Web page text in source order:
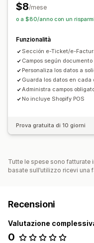
$8/mese
o a $80/anno con un
Funzionalità
Sección e-Ticket/e-
Campos según
Personaliza los datos a
Guarda los datos en cada
Administra campos
No incluye Shopify POS
Prova gratuita di 10 giorni
Tutte le spese sono fatturate
basate sull’utilizzo ricevi una
Recensioni
Valutazione
0